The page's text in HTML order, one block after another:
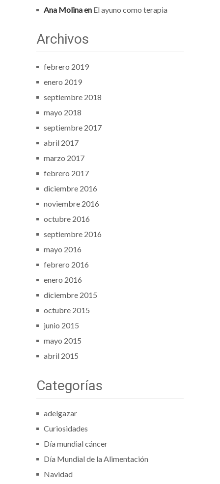
Ana Molinaen El ayuno como terapia
Archivos
febrero 2019
enero 2019
septiembre 2018
mayo 2018
septiembre 2017
abril 2017
marzo 2017
febrero 2017
diciembre 2016
noviembre 2016
octubre 2016
septiembre 2016
mayo 2016
febrero 2016
enero 2016
diciembre 2015
octubre 2015
junio 2015
mayo 2015
abril 2015
Categorías
adelgazar
Curiosidades
Día mundial cáncer
Día Mundial de la Alimentación
Navidad